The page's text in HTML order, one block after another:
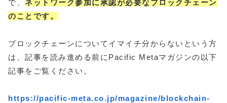
で、 ネットワーク参加に承認が必要なブロックチェーン
のことです。
ブロックチェーンについてイマイチ分からないという方
は、記事を読み進める前にPacific Metaマガジンの以下
記事をご覧ください。
https://pacific-meta.co.jp/magazine/blockchain-